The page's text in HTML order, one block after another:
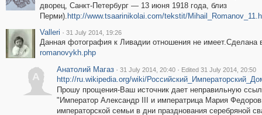
дворец, Санкт-Петербург — 13 июня 1918 года, близ
Перми). http://www.tsaarinikolai.com/tekstit/
Valleri · 31 July 2014, 19:26
Данная фотография к Ливадии отношения не имеет.Сделана
romanovykh.php
А
Анатолий Магаз · 31 July 2014, 20:40 · Edited 31 July 2014, 20:50
http://ru.wikipedia.org/wiki/
Прошу прощения-Ваш источник дает неправильную
"Император Александр III и императрица Мария
императорской семьи в дни празднования серебряной